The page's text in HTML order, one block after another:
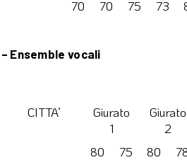
70
70 75 73
– Ensemble vocali
CITTA’
Giurato
1
Giurato
2
80 75 80